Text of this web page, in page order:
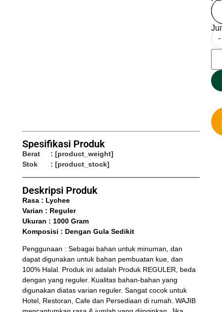
-
Spesifikasi Produk
Berat
: [product_weight]
Stok
: [product_stock]
Deskripsi Produk
Rasa : Lychee
Varian : Reguler
Ukuran : 1000 Gram
Komposisi : Dengan Gula Sedikit
Penggunaan : Sebagai bahan untuk minuman, dan
dapat digunakan untuk bahan pembuatan kue, dan
100% Halal. Produk ini adalah Produk REGULER, beda
dengan yang reguler. Kualitas bahan-bahan yang
digunakan diatas varian reguler. Sangat cocok untuk
Hotel, Restoran, Cafe dan Persediaan di rumah. WAJIB